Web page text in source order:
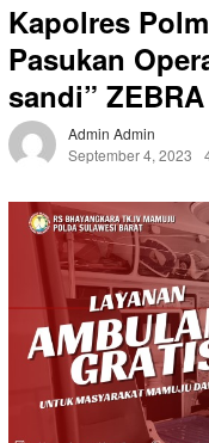
Kapolres
Pasukan
sandi”
Admin Admin
September 4, 2023